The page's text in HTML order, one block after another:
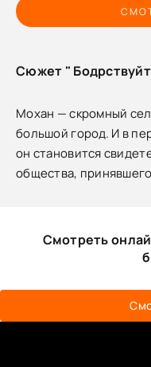
Сюжет "
Мохан — скромный
большой город. И в
он становится
общества,
Смотреть